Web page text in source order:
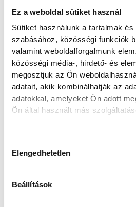
Ez a weboldal sütiket használ
Sütiket használunk a tartalmak
szabásához, közösségi funkciók
valamint weboldalforgalmunk
közösségi média-, hirdető- és
megosztjuk az Ön
adatait, akik kombinálhatják az
adatokkal, amelyeket Ön adott
Ön által használt más
Elengedhetetlen
Beállítások
Ilic Zoran
Lukács Péter
Bartók Donát
Faluvégi
Dörnyei Borisz
Széles